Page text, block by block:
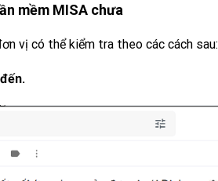
mềm MISA chưa
vị có thể kiểm tra theo các cách sau: